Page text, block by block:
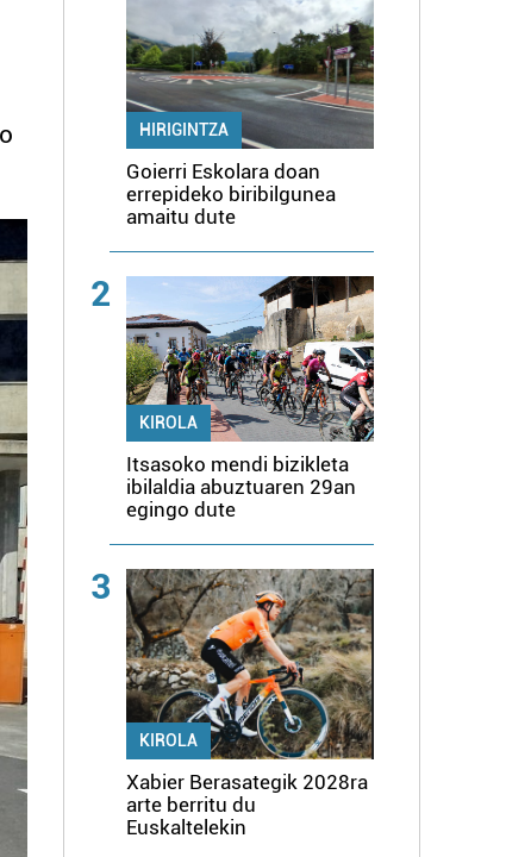
HIRIGINTZA
Goierri Eskolara doan
errepideko biribilgunea
amaitu dute
2
KIROLA
Itsasoko mendi bizikleta
ibilaldia abuztuaren 29an
egingo dute
3
KIROLA
Xabier Berasategik 2028ra
arte berritu du
Euskaltelekin